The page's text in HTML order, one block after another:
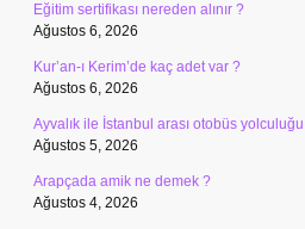
Eğitim sertifikası nereden alınır ?
Ağustos 6, 2026
Kur’an-ı Kerim’de kaç adet var ?
Ağustos 6, 2026
Ayvalık ile İstanbul arası otobüs
Ağustos 5, 2026
Arapçada amik ne demek ?
Ağustos 4, 2026